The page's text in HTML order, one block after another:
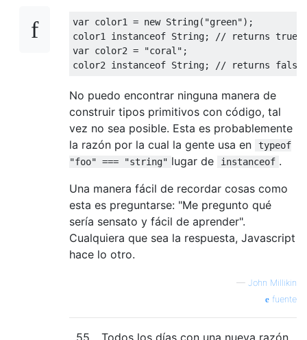
var color1 = new String( "green");
color1 instanceof String;
// returns true
var color2 = "coral" ;
color2 instanceof String; // returns false
No puedo encontrar ninguna manera de
construir tipos primitivos con código, tal
vez no sea posible. Esta es probablemente
la razón por la cual la gente usa en
typeof
"foo" === "string" lugar de instanceof .
Una manera fácil de recordar cosas como
esta es preguntarse: "Me pregunto qué
sería sensato y fácil de aprender".
Cualquiera que sea la respuesta, Javascript
hace lo otro.
— John Millikin
fuente
55
Todos los días con una nueva razón